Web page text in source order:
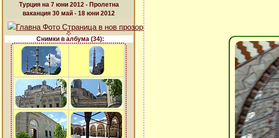
Турция на 7 юни 2012 - Пролетна
ваканция 30 май - 18 юни 2012
Снимки в албума (34):